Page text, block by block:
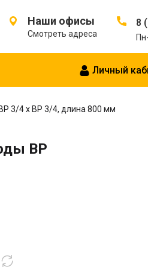
Наши офисы
Смотреть адреса
8
Личный
3/4 х ВР 3/4, длина 800 мм
ВР